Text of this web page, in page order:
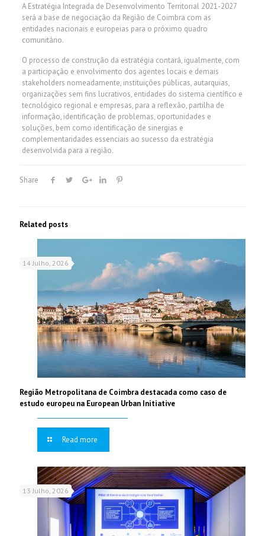
A Estratégia Integrada de Desenvolvimento Territorial 2021-2027
será a base de negociação da Região de Coimbra com as
entidades nacionais e europeias para o próximo quadro
comunitário.
O processo de construção da estratégia contará, igualmente, com
a participação e envolvimento dos agentes locais e demais
stakeholders nomeadamente, instituições públicas, autarquias,
organizações sem fins lucrativos, entidades do sistema científico e
tecnológico regional e empresas, para a reflexão, partilha de
informação, identificação de problemas, oportunidades e
soluções, bem como identificação de sinergias e
complementaridades essenciais ao sucesso da estratégia
desenvolvida para a região.
Share
Related posts
14 Julho, 2026
Região Metropolitana de Coimbra destacada como caso de
estudo europeu na European Urban Initiative
Read more
13 Julho, 2026